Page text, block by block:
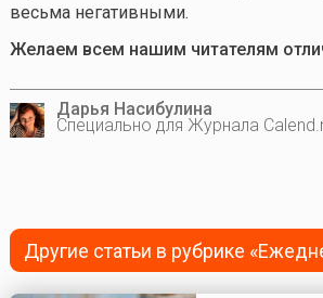
весьма негативными.
Желаем всем нашим читателям
Дарья Насибулина
Специально для Журнала
Другие статьи в рубрике